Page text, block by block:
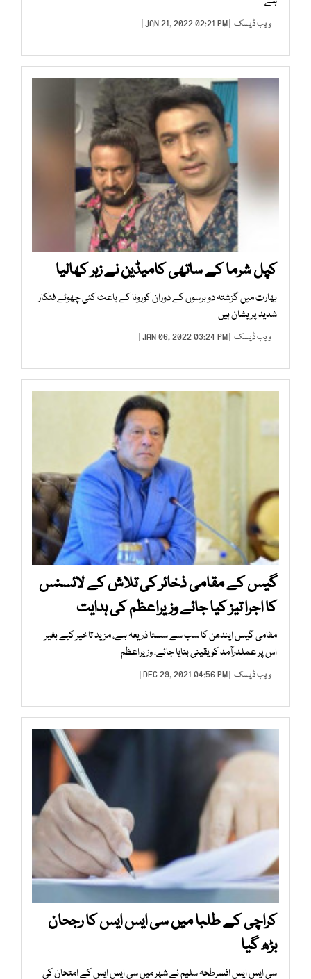
ویب ڈیسک | JAN 21, 2022 02:21 PM |
کپل شرما کے ساتھی کامیڈین نے زہر کھالیا
بھارت میں گزشتہ دو برسوں کے دوران کورونا کے باعث کئی چھوٹے فنکار
شدید پریشان ہیں
ویب ڈیسک | JAN 06, 2022 03:24 PM |
گیس کے مقامی ذخائر کی تلاش کے لائسنس
کا اجرا تیز کیا جائے وزیراعظم کی ہدایت
مقامی گیس ایندھن کا سب سے سستا ذریعہ ہے، مزید تاخیر کیے بغیر
اس پر عملدرآمد کو یقینی بنایا جائے، وزیراعظم
ویب ڈیسک | DEC 29, 2021 04:56 PM |
کراچی کے طلبا میں سی ایس ایس کا رجحان
بڑھ گیا
سی ایس ایس افسرطحہ سلیم نے شہر میں سی ایس ایس کے امتحان کی